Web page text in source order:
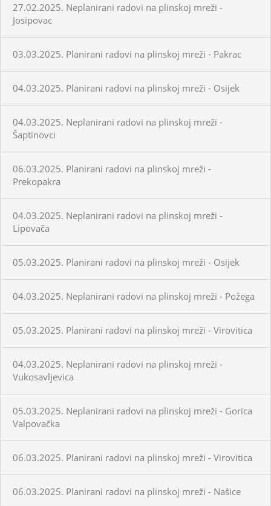
27.02.2025. Neplanirani radovi na plinskoj mreži -
Josipovac
03.03.2025. Planirani radovi na plinskoj mreži - Pakrac
04.03.2025. Planirani radovi na plinskoj mreži - Osijek
04.03.2025. Neplanirani radovi na plinskoj mreži -
Šaptinovci
06.03.2025. Planirani radovi na plinskoj mreži -
Prekopakra
04.03.2025. Neplanirani radovi na plinskoj mreži -
Lipovača
05.03.2025. Planirani radovi na plinskoj mreži - Osijek
04.03.2025. Neplanirani radovi na plinskoj mreži - Požega
05.03.2025. Planirani radovi na plinskoj mreži - Virovitica
04.03.2025. Neplanirani radovi na plinskoj mreži -
Vukosavljevica
05.03.2025. Neplanirani radovi na plinskoj mreži - Gorica
Valpovačka
06.03.2025. Planirani radovi na plinskoj mreži - Virovitica
06.03.2025. Planirani radovi na plinskoj mreži - Našice